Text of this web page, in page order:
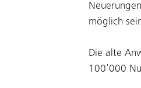
möglich
Die alte
100’000